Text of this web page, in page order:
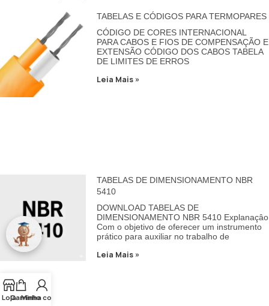
TABELAS E CÓDIGOS PARA TERMOPARES
CÓDIGO DE CORES INTERNACIONAL
PARA CABOS E FIOS DE COMPENSAÇÃO E
EXTENSÃO CÓDIGO DOS CABOS TABELA
DE LIMITES DE ERROS
Leia Mais »
TABELAS DE DIMENSIONAMENTO NBR
5410
DOWNLOAD TABELAS DE
DIMENSIONAMENTO NBR 5410 Explanaçâo
Com o objetivo de oferecer um instrumento
prático para auxiliar no trabalho de
Leia Mais »
LojaCarrinho
Minha conta